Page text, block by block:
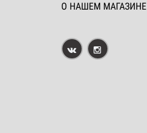
О НАШЕМ МАГАЗИНЕ